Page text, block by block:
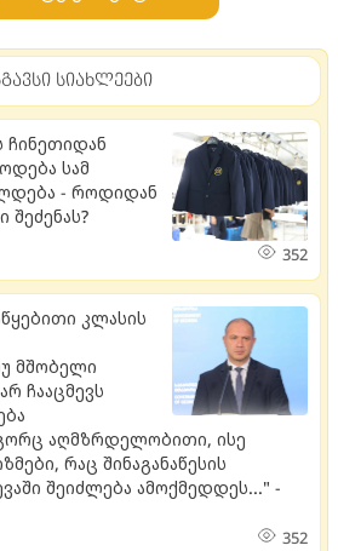
სიახლეები
სამ
- როდიდან
352
კლასის
მშობელი
ჩააცმევს
აღმზრდელობითი, ისე
რაც შინაგანაწესის
შეიძლება ამოქმედდეს..." -
352